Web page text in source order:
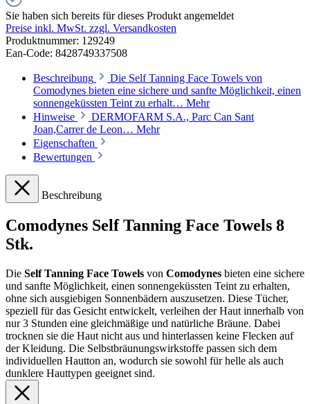
Sie haben sich bereits für dieses Produkt angemeldet
Preise inkl. MwSt. zzgl. Versandkosten
Produktnummer: 129249
Ean-Code: 8428749337508
Beschreibung
Die Self Tanning Face Towels von
Comodynes bieten eine sichere und sanfte Möglichkeit, einen
sonnengeküssten Teint zu erhalt… Mehr
Hinweise
DERMOFARM S.A., Parc Can Sant
Joan,Carrer de Leon… Mehr
Eigenschaften
Bewertungen
Beschreibung
Comodynes Self Tanning Face Towels 8
Stk.
Die Self Tanning Face Towels von Comodynes bieten eine sichere
und sanfte Möglichkeit, einen sonnengeküssten Teint zu erhalten,
ohne sich ausgiebigen Sonnenbädern auszusetzen. Diese Tücher,
speziell für das Gesicht entwickelt, verleihen der Haut innerhalb von
nur 3 Stunden eine gleichmäßige und natürliche Bräune. Dabei
trocknen sie die Haut nicht aus und hinterlassen keine Flecken auf
der Kleidung. Die Selbstbräunungswirkstoffe passen sich dem
individuellen Hautton an, wodurch sie sowohl für helle als auch
dunklere Hauttypen geeignet sind.